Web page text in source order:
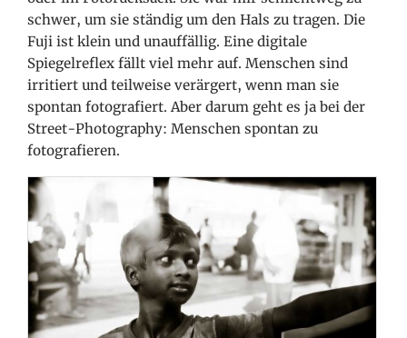
schwer, um sie ständig um den Hals zu tragen. Die
Fuji ist klein und unauffällig. Eine digitale
Spiegelreflex fällt viel mehr auf. Menschen sind
irritiert und teilweise verärgert, wenn man sie
spontan fotografiert. Aber darum geht es ja bei der
Street-Photography: Menschen spontan zu
fotografieren.